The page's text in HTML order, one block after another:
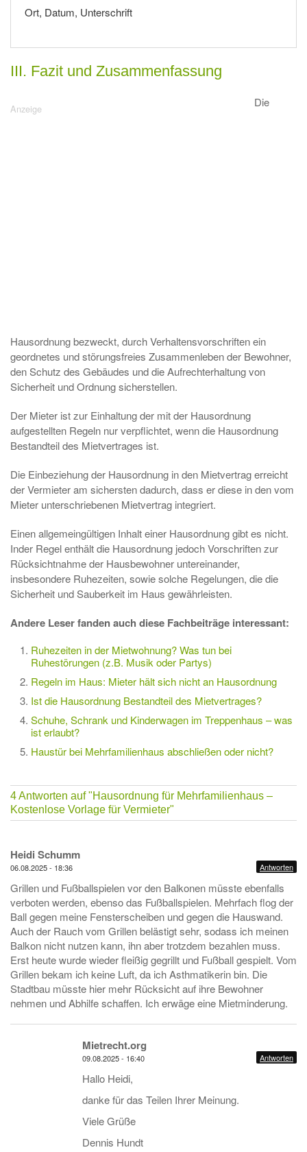
Ort, Datum, Unterschrift
III. Fazit und Zusammenfassung
Die
Hausordnung bezweckt, durch Verhaltensvorschriften ein
geordnetes und störungsfreies Zusammenleben der Bewohner,
den Schutz des Gebäudes und die Aufrechterhaltung von
Sicherheit und Ordnung sicherstellen.
Der Mieter ist zur Einhaltung der mit der Hausordnung
aufgestellten Regeln nur verpflichtet, wenn die Hausordnung
Bestandteil des Mietvertrages ist.
Die Einbeziehung der Hausordnung in den Mietvertrag erreicht
der Vermieter am sichersten dadurch, dass er diese in den vom
Mieter unterschriebenen Mietvertrag integriert.
Einen allgemeingültigen Inhalt einer Hausordnung gibt es nicht.
Inder Regel enthält die Hausordnung jedoch Vorschriften zur
Rücksichtnahme der Hausbewohner untereinander,
insbesondere Ruhezeiten, sowie solche Regelungen, die die
Sicherheit und Sauberkeit im Haus gewährleisten.
Andere Leser fanden auch diese Fachbeiträge interessant:
Ruhezeiten in der Mietwohnung? Was tun bei
Ruhestörungen (z.B. Musik oder Partys)
Regeln im Haus: Mieter hält sich nicht an Hausordnung
Ist die Hausordnung Bestandteil des Mietvertrages?
Schuhe, Schrank und Kinderwagen im Treppenhaus – was
ist erlaubt?
Haustür bei Mehrfamilienhaus abschließen oder nicht?
4 Antworten auf"Hausordnung für Mehrfamilienhaus –
Kostenlose Vorlage für Vermieter"
Heidi Schumm
06.08.2025 - 18:36 Antworten
Grillen und Fußballspielen vor den Balkonen müsste ebenfalls
verboten werden, ebenso das Fußballspielen. Mehrfach flog der
Ball gegen meine Fensterscheiben und gegen die Hauswand.
Auch der Rauch vom Grillen belästigt sehr, sodass ich meinen
Balkon nicht nutzen kann, ihn aber trotzdem bezahlen muss.
Erst heute wurde wieder fleißig gegrillt und Fußball gespielt. Vom
Grillen bekam ich keine Luft, da ich Asthmatikerin bin. Die
Stadtbau müsste hier mehr Rücksicht auf ihre Bewohner
nehmen und Abhilfe schaffen. Ich erwäge eine Mietminderung.
Mietrecht.org
09.08.2025 - 16:40 Antworten
Hallo Heidi,
danke für das Teilen Ihrer Meinung.
Viele Grüße
Dennis Hundt